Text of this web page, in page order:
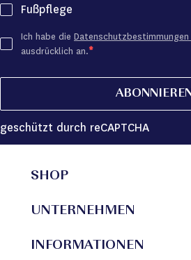
Fußpflege
Ich habe die Datenschutzbestimmungen
ausdrücklich an.
geschützt durch reCAPTCHA
SHOP
UNTERNEHMEN
INFORMATIONEN